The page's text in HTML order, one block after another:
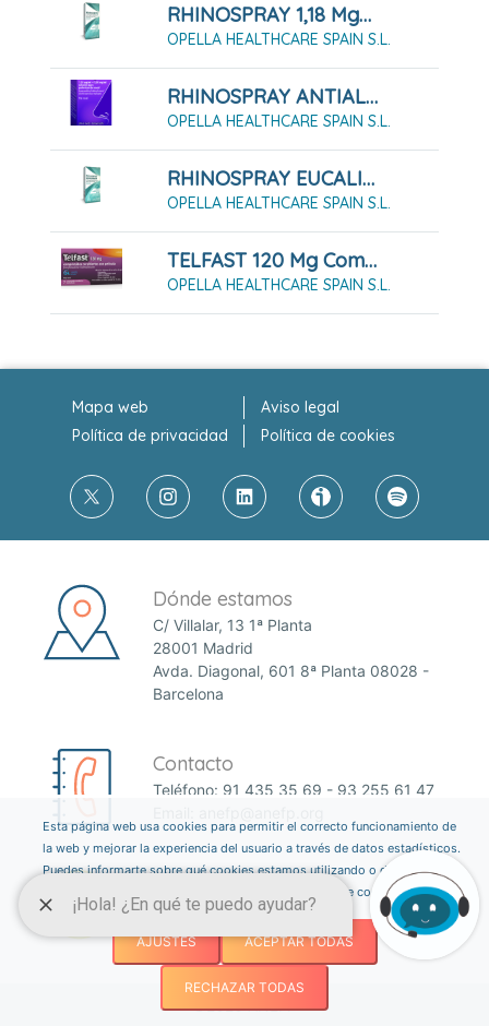
RHINOSPRAY 1,18 Mg/ml Solución Para Pulverización Nasal, 1 Envase Pulverizador De 12 Ml
OPELLA HEALTHCARE SPAIN S.L.
RHINOSPRAY ANTIALÉRGICO 1,18 MG/ML + 5,05 MG/ML SOLUCIÓN PARA PULVERIZACIÓN NASAL, 1 ENVASE PULVERIZADOR DE 12 ML
OPELLA HEALTHCARE SPAIN S.L.
RHINOSPRAY EUCALIPTUS 1,18 Mg/ Ml Solución Para Pulverización Nasal, 1 Envase Pulverizador De 10 Ml
OPELLA HEALTHCARE SPAIN S.L.
TELFAST 120 Mg Comprimidos Recubiertos Con Película, 7 Comprimidos
OPELLA HEALTHCARE SPAIN S.L.
Mapa web
Aviso legal
Política de privacidad
Política de cookies
Dónde estamos
C/ Villalar, 13 1ª Planta
28001 Madrid
Avda. Diagonal, 601 8ª Planta 08028 -
Barcelona
Contacto
Teléfono: 91 435 35 69 - 93 255 61 47
©2026 ANEFP
Esta página web usa cookies para permitir el correcto funcionamiento de
la web y mejorar la experiencia del usuario a través de datos estadísticos.
Puedes informarte sobre qué cookies estamos utilizando o desactivarlas
a través del botón ajustes. Consulta nuestra política de cookiesaquí.
AJUSTES ACEPTAR TODAS
RECHAZAR TODAS